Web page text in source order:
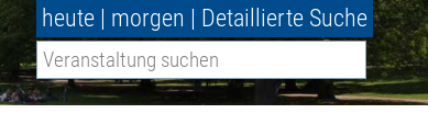
heute | morgen | Detaillierte Suche